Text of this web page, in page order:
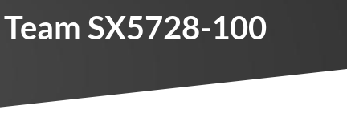
SX5728-100